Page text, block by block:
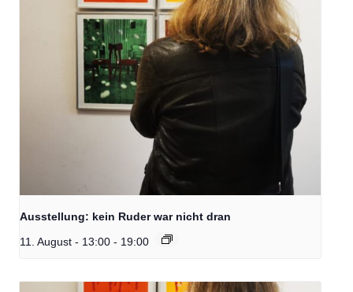
Ausstellung: kein Ruder war nicht dran
11. August - 13:00 - 19:00